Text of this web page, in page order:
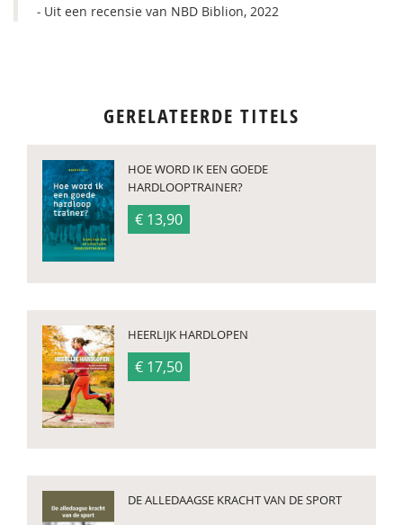
- Uit een recensie van NBD Biblion, 2022
GERELATEERDE TITELS
HOE WORD IK EEN GOEDE
HARDLOOPTRAINER?
€ 13,90
HEERLIJK HARDLOPEN
€ 17,50
DE ALLEDAAGSE KRACHT VAN DE SPORT